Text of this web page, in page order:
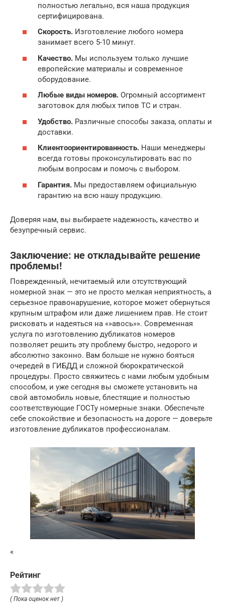
полностью легально, вся наша продукция
сертифицирована.
Скорость. Изготовление любого номера
занимает всего 5-10 минут.
Качество. Мы используем только лучшие
европейские материалы и современное
оборудование.
Любые виды номеров. Огромный ассортимент
заготовок для любых типов ТС и стран.
Удобство. Различные способы заказа, оплаты и
доставки.
Клиентоориентированность. Наши менеджеры
всегда готовы проконсультировать вас по
любым вопросам и помочь с выбором.
Гарантия. Мы предоставляем официальную
гарантию на всю нашу продукцию.
Доверяя нам, вы выбираете надежность, качество и
безупречный сервис.
Заключение: не откладывайте решение
проблемы!
Поврежденный, нечитаемый или отсутствующий
номерной знак — это не просто мелкая неприятность, а
серьезное правонарушение, которое может обернуться
крупным штрафом или даже лишением прав. Не стоит
рисковать и надеяться на «»авось»». Современная
услуга по изготовлению дубликатов номеров
позволяет решить эту проблему быстро, недорого и
абсолютно законно. Вам больше не нужно бояться
очередей в ГИБДД и сложной бюрократической
процедуры. Просто свяжитесь с нами любым удобным
способом, и уже сегодня вы сможете установить на
свой автомобиль новые, блестящие и полностью
соответствующие ГОСТу номерные знаки. Обеспечьте
себе спокойствие и безопасность на дороге — доверьте
изготовление дубликатов профессионалам.
«
Рейтинг
( Пока оценок нет )